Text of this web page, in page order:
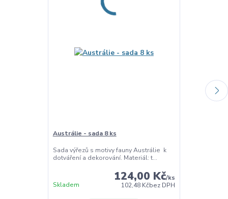
Austrálie - sada 8 ks
Sada výřezů s motivy fauny Austrálie k
dotváření a dekorování. Materiál: t...
124,00 Kč/ks
102,48 Kčbez DPH
Skladem